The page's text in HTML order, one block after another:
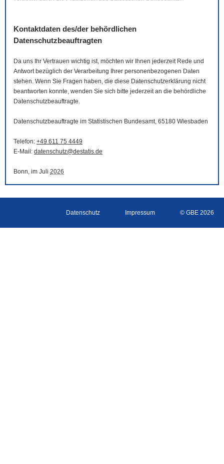
Kontaktdaten des/der behördlichen
Datenschutzbeauftragten
Da uns Ihr Vertrauen wichtig ist, möchten wir Ihnen jederzeit Rede und
Antwort bezüglich der Verarbeitung Ihrer personenbezogenen Daten
stehen. Wenn Sie Fragen haben, die diese Datenschutzerklärung nicht
beantworten konnte, wenden Sie sich bitte jederzeit an die behördliche
Datenschutzbeauftragte.
Datenschutzbeauftragte im Statistischen Bundesamt, 65180 Wiesbaden
Telefon: +49 611 75 4449
E-Mail : datenschutz@destatis.de
Bonn, im Juli 2026
Datenschutz Impressum © GBE 2026